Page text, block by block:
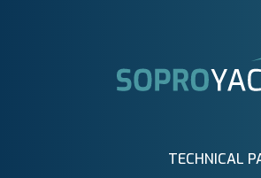
TECHNICAL